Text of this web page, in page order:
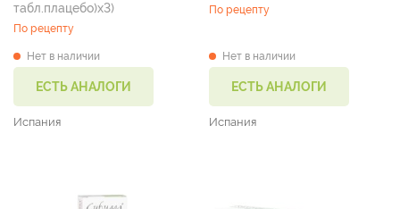
табл.плацебо)х3)
По рецепту
Нет в наличии
ЕСТЬ АНАЛОГИ
Испания
По рецепту
Нет в наличии
ЕСТЬ АНАЛОГИ
Испания